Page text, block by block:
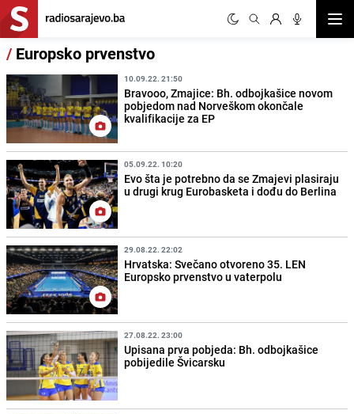
/ Europsko prvenstvo
10.09.22. 21:50
Bravooo, Zmajice: Bh. odbojkašice novom
pobjedom nad Norveškom okončale
kvalifikacije za EP
05.09.22. 10:20
Evo šta je potrebno da se Zmajevi plasiraju
u drugi krug Eurobasketa i dođu do Berlina
29.08.22. 22:02
Hrvatska: Svečano otvoreno 35. LEN
Europsko prvenstvo u vaterpolu
27.08.22. 23:00
Upisana prva pobjeda: Bh. odbojkašice
pobijedile Švicarsku